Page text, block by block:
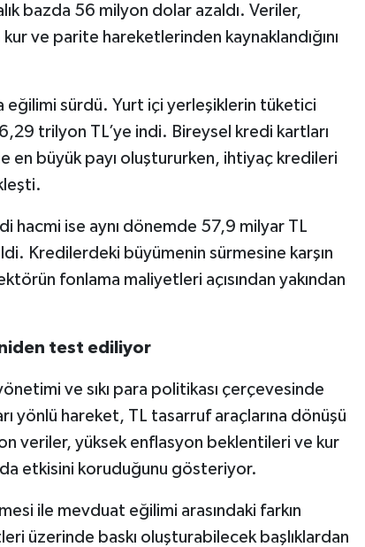
bazda 56 milyon dolar azaldı. Veriler,
ve parite hareketlerinden kaynaklandığını
eğilimi sürdü. Yurt içi yerleşiklerin tüketici
trilyon TL’ye indi. Bireysel kredi kartları
en büyük payı oluştururken, ihtiyaç kredileri
hacmi ise aynı dönemde 57,9 milyar TL
Kredilerdeki büyümenin sürmesine karşın
fonlama maliyetleri açısından yakından
test ediliyor
ve sıkı para politikası çerçevesinde
yönlü hareket, TL tasarruf araçlarına dönüşü
veriler, yüksek enflasyon beklentileri ve kur
etkisini koruduğunu gösteriyor.
ile mevduat eğilimi arasındaki farkın
üzerinde baskı oluşturabilecek başlıklardan